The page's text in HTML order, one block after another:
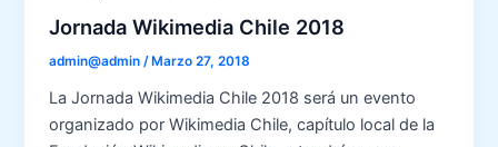
Jornada Wikimedia Chile 2018
admin@admin/ Marzo 27, 2018
La Jornada Wikimedia Chile 2018 será un evento
organizado por Wikimedia Chile, capítulo local de la